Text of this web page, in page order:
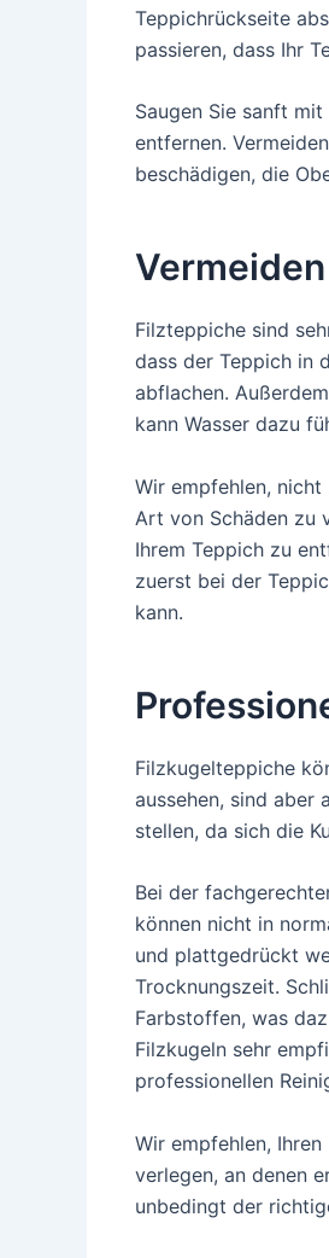
Teppichrückseite
passieren, dass Ihr
Saugen Sie sanft
entfernen.
beschädigen, die
Filzteppiche sind
dass der Teppich in
abflachen.
kann Wasser dazu
Wir empfehlen, nicht
Art von Schäden zu
Ihrem Teppich zu
zuerst bei der
kann.
Filzkugelteppiche
aussehen, sind aber
stellen, da sich die
Bei der
können nicht in
und plattgedrückt
Trocknungszeit.
Farbstoffen, was
Filzkugeln sehr
professionellen
Wir empfehlen,
verlegen, an denen
unbedingt der